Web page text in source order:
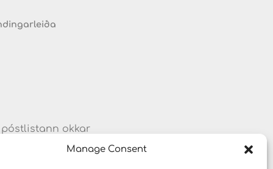
Manage Consent
okkar
og